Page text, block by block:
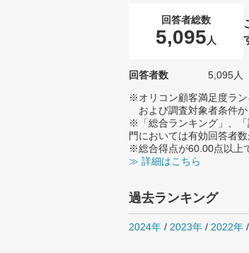
回答者総数
5,095 人
回答者数 5,095人
※オリコン顧客満足度ラン
および調査対象者条件か
※「総合ランキング」、
門においては有効回答者
※総合得点が60.00点以上
≫ 詳細はこちら
過去ランキング
2024年 / 2023年 / 2022年 /